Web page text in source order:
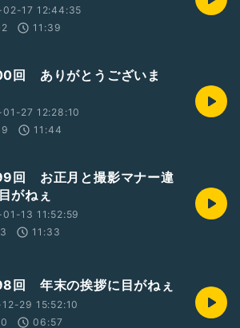
17 12:44:35
11:39
回 ありがとうございま
27 12:28:10
11:44
回 お正月と撮影マナー違
がねぇ
13 11:52:59
11:33
回 年末の挨拶に目がねぇ
29 15:52:10
06:57